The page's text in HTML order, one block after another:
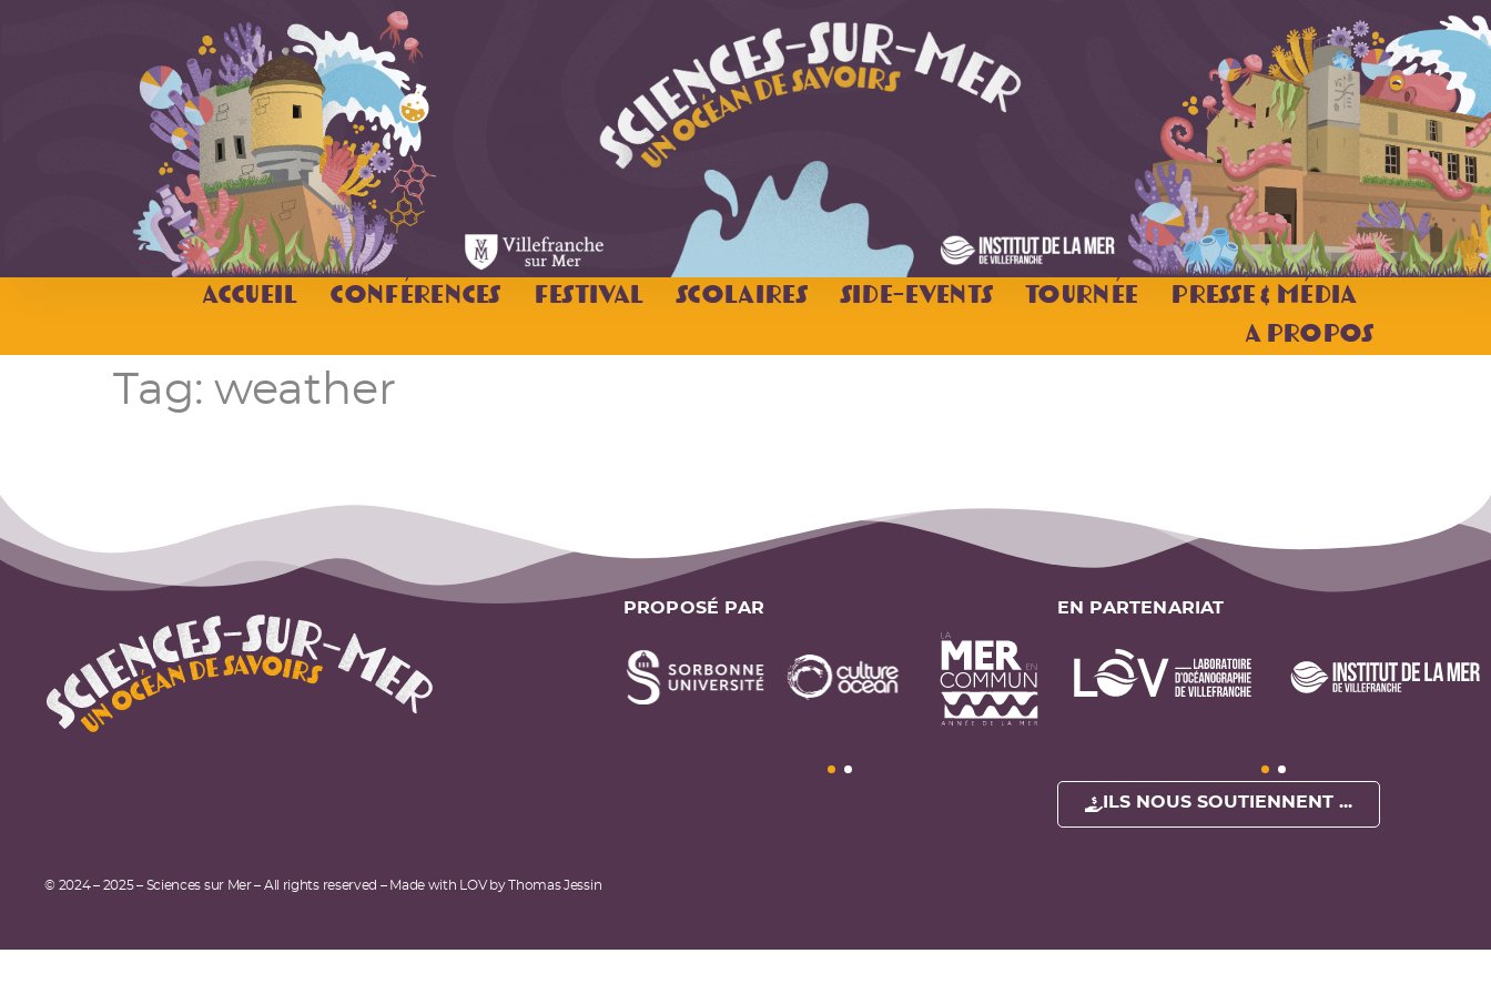
Accueil Conférences Festival Scolaires Side-Events Tournée
Presse & Média
A Propos
Tag: weather
PROPOSÉ PAR EN PARTENARIAT
ILS NOUS SOUTIENNENT ...
© 2024 – 2025 – Sciences sur Mer – All rights reserved – Made with LOV by Thomas Jessin